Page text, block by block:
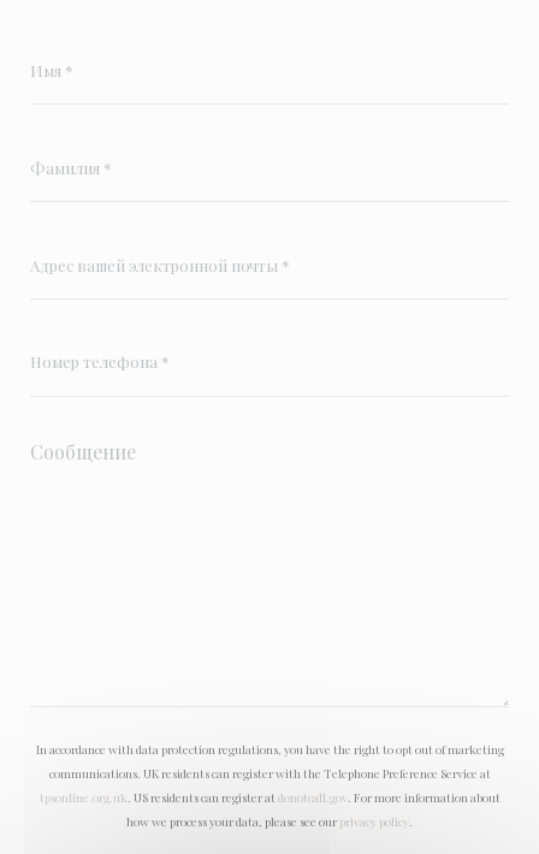
In accordance with data protection regulations, you have the right to opt out of marketing
communications. UK residents can register with the Telephone Preference Service at
tpsonline.org.uk . US residents can register at donotcall.gov . For more information about
how we process your data, please see our privacy policy